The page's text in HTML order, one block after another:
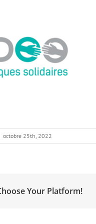
octobre 25th, 2022
Your Platform!